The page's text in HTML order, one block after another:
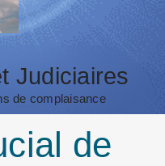
Judiciaires
de complaisance
de